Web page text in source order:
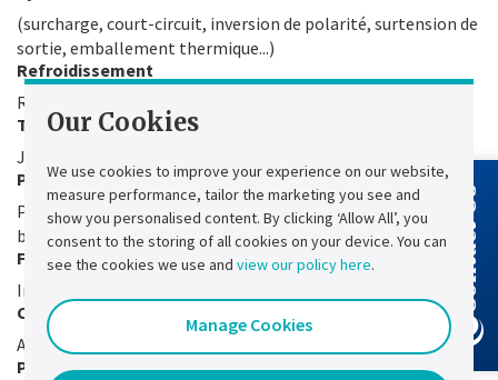
(surcharge, court-circuit, inversion de polarité, surtension de
sortie, emballement thermique...)
Refroidissement
Refroidissement par convection naturelle
Température de fonctionnement
Jusqu'à 50°C
Programmation facile
Par interrupteurs (mode de fonctionnement, type de
batterie)
Fonction Boost
Intégré pour une charge rapide de la batterie
Contact sec
Arrêt statique sur contact sec
Possibilité de réglage de la tension et du courant
Contact Us
Our Cookies
We use cookies to improve your experience on our website,
measure performance, tailor the marketing you see and
show you personalised content. By clicking ‘Allow All’, you
consent to the storing of all cookies on your device. You can
see the cookies we use and view our policy here.
Manage Cookies